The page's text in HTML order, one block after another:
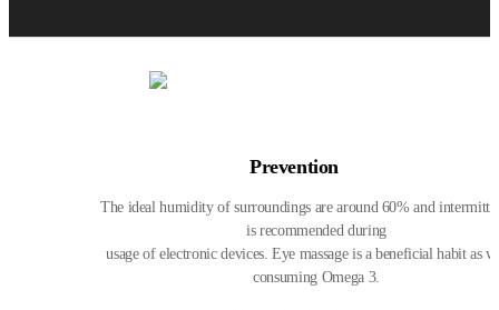
Prevention
The ideal humidity of surroundings are around 60% and
is recommended during
usage of electronic devices. Eye massage is a beneficial habit as
consuming Omega 3.